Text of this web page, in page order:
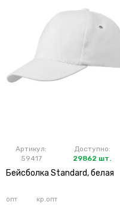
Артикул:
59417
Доступно:
29862 шт.
Бейсболка Standard, белая
опт кр.опт